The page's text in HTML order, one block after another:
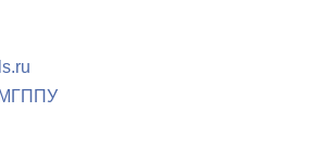
МГППУ